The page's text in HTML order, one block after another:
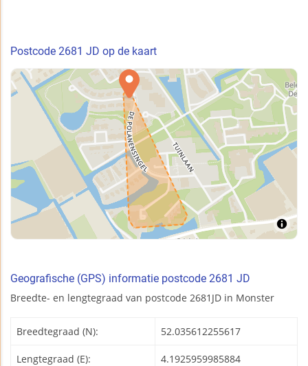
Postcode 2681 JD op de kaart
Geografische (GPS) informatie postcode 2681 JD
Breedte- en lengtegraad van postcode 2681JD in Monster
Breedtegraad (N): 52.035612255617
Lengtegraad (E): 4.1925959985884